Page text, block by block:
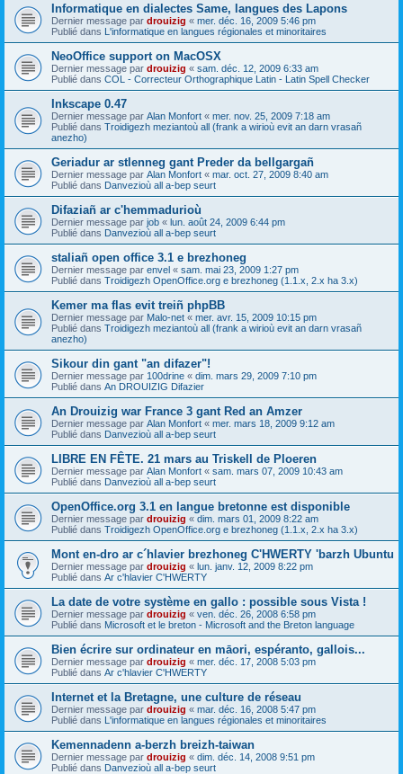
Informatique en dialectes Same, langues des Lapons
Dernier message par drouizig « mer. déc. 16, 2009 5:46 pm
Publié dans L'informatique en langues régionales et minoritaires
NeoOffice support on MacOSX
Dernier message par drouizig « sam. déc. 12, 2009 6:33 am
Publié dans COL - Correcteur Orthographique Latin - Latin Spell Checker
Inkscape 0.47
Dernier message par Alan Monfort « mer. nov. 25, 2009 7:18 am
Publié dans Troidigezh meziantoù all (frank a wirioù evit an darn vrasañ
anezho)
Geriadur ar stlenneg gant Preder da bellgargañ
Dernier message par Alan Monfort « mar. oct. 27, 2009 8:40 am
Publié dans Danvezioù all a-bep seurt
Difaziañ ar c'hemmadurioù
Dernier message par job « lun. août 24, 2009 6:44 pm
Publié dans Danvezioù all a-bep seurt
staliañ open office 3.1 e brezhoneg
Dernier message par envel « sam. mai 23, 2009 1:27 pm
Publié dans Troidigezh OpenOffice.org e brezhoneg (1.1.x, 2.x ha 3.x)
Kemer ma flas evit treiñ phpBB
Dernier message par Malo-net « mer. avr. 15, 2009 10:15 pm
Publié dans Troidigezh meziantoù all (frank a wirioù evit an darn vrasañ
anezho)
Sikour din gant "an difazer"!
Dernier message par 100drine « dim. mars 29, 2009 7:10 pm
Publié dans An DROUIZIG Difazier
An Drouizig war France 3 gant Red an Amzer
Dernier message par Alan Monfort « mer. mars 18, 2009 9:12 am
Publié dans Danvezioù all a-bep seurt
LIBRE EN FÊTE. 21 mars au Triskell de Ploeren
Dernier message par Alan Monfort « sam. mars 07, 2009 10:43 am
Publié dans Danvezioù all a-bep seurt
OpenOffice.org 3.1 en langue bretonne est disponible
Dernier message par drouizig « dim. mars 01, 2009 8:22 am
Publié dans Troidigezh OpenOffice.org e brezhoneg (1.1.x, 2.x ha 3.x)
Mont en-dro ar c´hlavier brezhoneg C'HWERTY 'barzh Ubuntu
Dernier message par drouizig « lun. janv. 12, 2009 8:22 pm
Publié dans Ar c'hlavier C'HWERTY
La date de votre système en gallo : possible sous Vista !
Dernier message par drouizig « ven. déc. 26, 2008 6:58 pm
Publié dans Microsoft et le breton - Microsoft and the Breton language
Bien écrire sur ordinateur en māori, espéranto, gallois...
Dernier message par drouizig « mer. déc. 17, 2008 5:03 pm
Publié dans Ar c'hlavier C'HWERTY
Internet et la Bretagne, une culture de réseau
Dernier message par drouizig « mar. déc. 16, 2008 5:47 pm
Publié dans L'informatique en langues régionales et minoritaires
Kemennadenn a-berzh breizh-taiwan
Dernier message par drouizig « dim. déc. 14, 2008 9:51 pm
Publié dans Danvezioù all a-bep seurt